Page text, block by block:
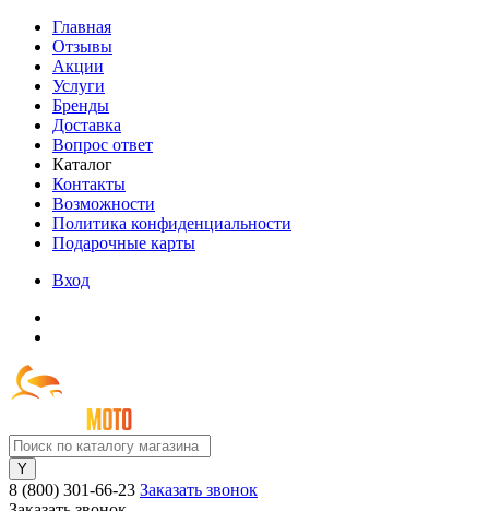
Главная
Отзывы
Акции
Услуги
Бренды
Доставка
Вопрос ответ
Каталог
Контакты
Возможности
Политика конфиденциальности
Подарочные карты
Вход
8 (800) 301-66-23 Заказать звонок